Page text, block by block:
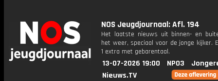
NOS Jeugdjournaal: Afl. 194
Het laatste nieuws uit binnen- en
het weer, speciaal voor de jonge kijker.
1 extra met gebarentaal.
13-07-2026 19:00 NPO3
Nieuws.TV